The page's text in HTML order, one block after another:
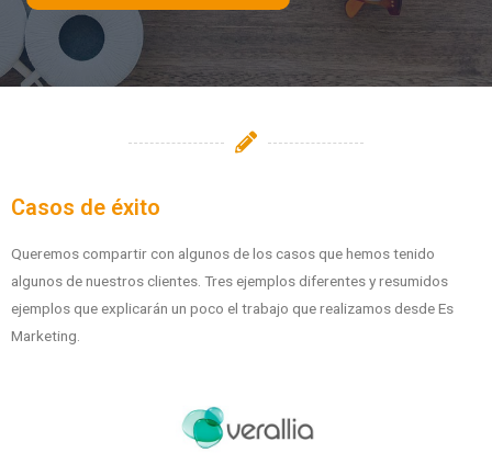
Casos de éxito
Queremos compartir con algunos de los casos que hemos tenido
algunos de nuestros clientes. Tres ejemplos diferentes y resumidos
ejemplos que explicarán un poco el trabajo que realizamos desde Es
Marketing.